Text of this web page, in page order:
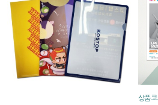
상품